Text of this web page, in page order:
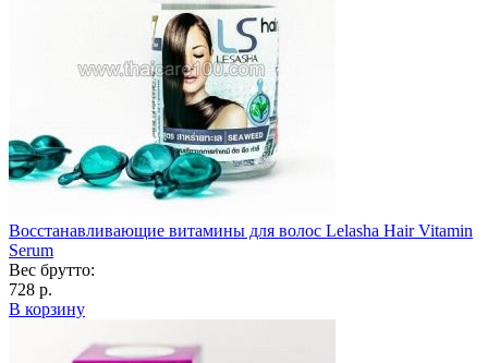
Восстанавливающие витамины для волос Lelasha Hair Vitamin
Serum
Вес брутто:
728 р.
В корзину